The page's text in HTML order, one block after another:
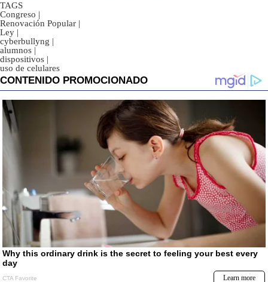
TAGS
Congreso |
Renovación Popular |
Ley |
cyberbullyng |
alumnos |
dispositivos |
uso de celulares